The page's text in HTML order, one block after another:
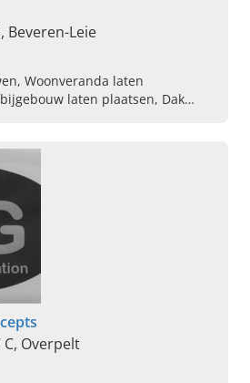
Beveren-Leie
Woonveranda laten
laten plaatsen, Dak
laten maken
Overpelt